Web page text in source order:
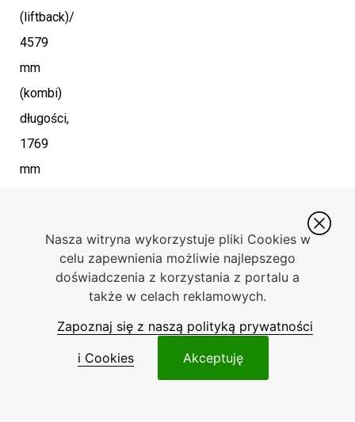
(liftback)/
4579
mm
(kombi)
długości,
1769
mm
1462
(liftback)/1468
wysokości.
Nasza witryna wykorzystuje pliki Cookies w
celu zapewnienia możliwie najlepszego
doświadczenia z korzystania z portalu a
także w celach reklamowych.
Zapoznaj się z naszą polityką prywatności
i Cookies
Akceptuję